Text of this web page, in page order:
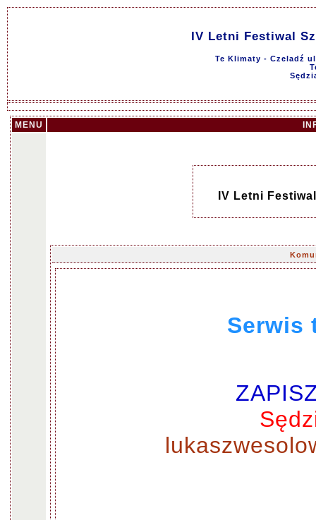
IV Letni Festiwal
Te Klimaty - Czeladź
MENU
IV Letni
Serwis